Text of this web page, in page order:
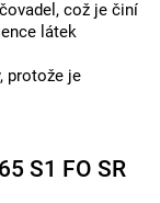
což je činí
látek
protože je
S1 FO SR